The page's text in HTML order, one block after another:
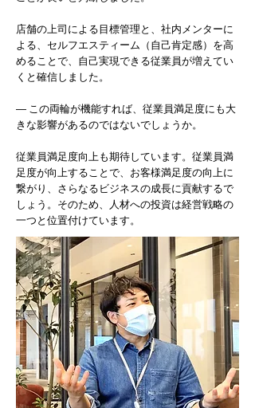
店舗の上司による目標管理と、社内メンターに
よる、セルフエスティーム（自己肯定感）を高
めることで、自己実現できる従業員が増えてい
くと確信しました。
― この両輪が機能すれば、従業員満足度にも大
きな影響があるのではないでしょうか。
従業員満足度向上も期待しています。従業員満
足度が向上することで、お客様満足度の向上に
繋がり、さらなるビジネスの成長に貢献するで
しょう。そのため、人材への投資は経営戦略の
一つと位置付けています。